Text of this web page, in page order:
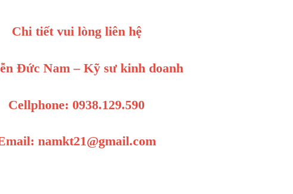
Chi tiết vui lòng liên hệ
Đức Nam – Kỹ sư kinh doanh
Cellphone: 0938.129.590
namkt21@gmail.com